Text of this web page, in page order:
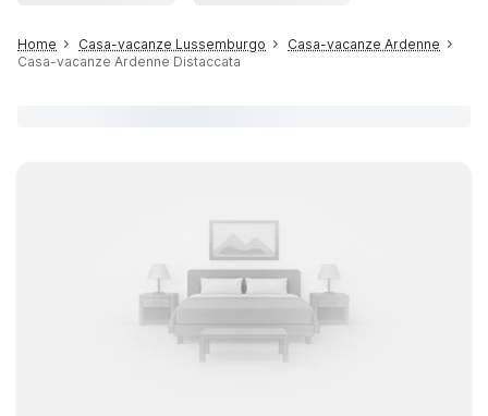
Home Casa-vacanze Lussemburgo
Casa-vacanze Ardenne
Casa-vacanze Ardenne Distaccata